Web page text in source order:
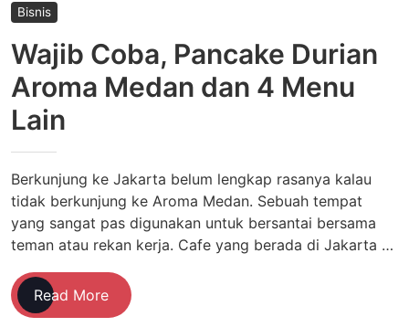
Bisnis
Wajib Coba, Pancake Durian
Aroma Medan dan 4 Menu
Lain
Berkunjung ke Jakarta belum lengkap rasanya kalau
tidak berkunjung ke Aroma Medan. Sebuah tempat
yang sangat pas digunakan untuk bersantai bersama
teman atau rekan kerja. Cafe yang berada di Jakarta …
Read MoreWajib
Coba,